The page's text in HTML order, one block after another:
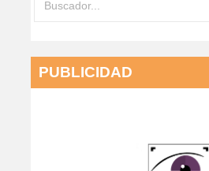
PUBLICIDAD